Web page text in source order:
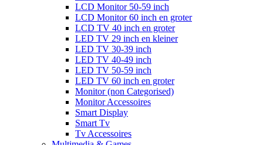
LCD Monitor 50-59 inch
LCD Monitor 60 inch en groter
LCD TV 40 inch en groter
LED TV 29 inch en kleiner
LED TV 30-39 inch
LED TV 40-49 inch
LED TV 50-59 inch
LED TV 60 inch en groter
Monitor (non Categorised)
Monitor Accessoires
Smart Display
Smart Tv
Tv Accessoires